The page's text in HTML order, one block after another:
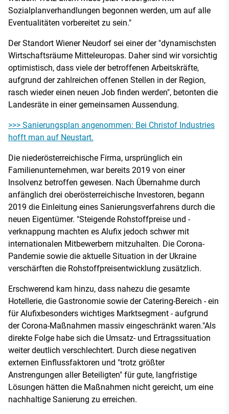
Sozialplanverhandlungen begonnen werden, um auf alle
Eventualitäten vorbereitet zu sein."
Der Standort Wiener Neudorf sei einer der "dynamischsten
Wirtschaftsräume Mitteleuropas. Daher sind wir vorsichtig
optimistisch, dass viele der betroffenen Arbeitskräfte,
aufgrund der zahlreichen offenen Stellen in der Region,
rasch wieder einen neuen Job finden werden", betonten die
Landesräte in einer gemeinsamen Aussendung.
>>> Sanierungsplan angenommen: Bei Christof Industries
hofft man auf Neustart.
Die niederösterreichische Firma, ursprünglich ein
Familienunternehmen, war bereits 2019 von einer
Insolvenz betroffen gewesen. Nach Übernahme durch
anfänglich drei oberösterreichische Investoren, begann
2019 die Einleitung eines Sanierungsverfahrens durch die
neuen Eigentümer. "Steigende Rohstoffpreise und -
verknappung machten es Alufix jedoch schwer mit
internationalen Mitbewerbern mitzuhalten. Die Corona-
Pandemie sowie die aktuelle Situation in der Ukraine
verschärften die Rohstoffpreisentwicklung zusätzlich.
Erschwerend kam hinzu, dass nahezu die gesamte
Hotellerie, die Gastronomie sowie der Catering-Bereich - ein
für Alufixbesonders wichtiges Marktsegment - aufgrund
der Corona-Maßnahmen massiv eingeschränkt waren."Als
direkte Folge habe sich die Umsatz- und Ertragssituation
weiter deutlich verschlechtert. Durch diese negativen
externen Einflussfaktoren und "trotz größter
Anstrengungen aller Beteiligten" für gute, langfristige
Lösungen hätten die Maßnahmen nicht gereicht, um eine
nachhaltige Sanierung zu erreichen.